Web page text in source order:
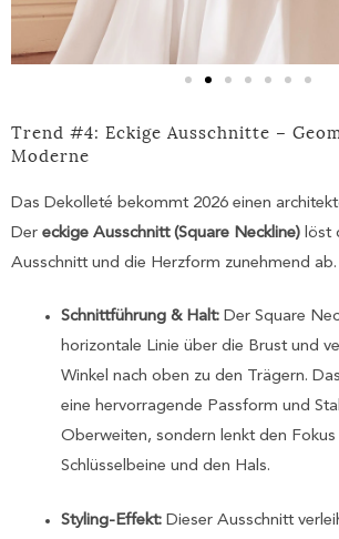
Trend #4: Eckige Ausschnitte –
Moderne
Das Dekolleté bekommt 2026 einen
Der eckige Ausschnitt (Square Neckline) löst
Ausschnitt und die Herzform zunehmend ab.
Schnittführung & Halt: Der Square
horizontale Linie über die Brust und
Winkel nach oben zu den Trägern.
eine hervorragende Passform und
Oberweiten, sondern lenkt den
Schlüsselbeine und den Hals.
Styling-Effekt: Dieser Ausschnitt